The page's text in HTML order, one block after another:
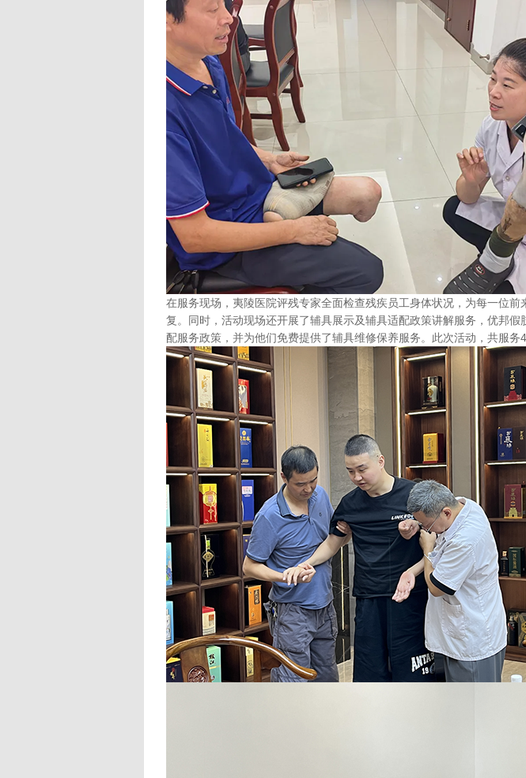
在服务现场，夷陵医院评残专家全面检查残疾员工身体状况，为每一位
复。同时，活动现场还开展了辅具展示及辅具适配政策讲解服务，优邦
配服务政策，并为他们免费提供了辅具维修保养服务。此次活动，共服务